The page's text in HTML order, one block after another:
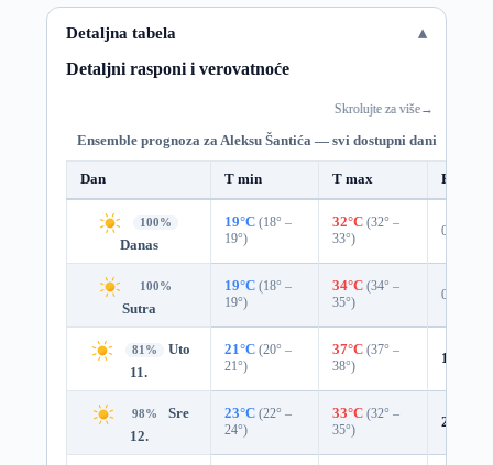
Detaljna tabela
Detaljni rasponi i verovatnoće
Skrolujte za više→
Ensemble prognoza za Aleksu Šantića — svi dostupni dani
Dan T min T max
100%
Danas
19°C (18° –
19°)
32°C (32° –
33°)
0%
100%
Sutra
19°C (18° –
19°)
34°C (34° –
35°)
0%
81%
Uto
11.
21°C (20° –
21°)
37°C (37° –
38°)
19%
98%
Sre
12.
23°C (22° –
24°)
33°C (32° –
35°)
2%